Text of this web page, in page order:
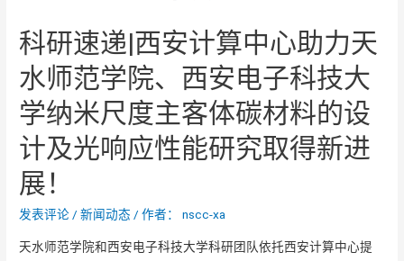
科研速递|西安计算中心助力天
水师范学院、西安电子科技大
学纳米尺度主客体碳材料的设
计及光响应性能研究取得新进
展！
发表评论/新闻动态 / 作者： nscc-xa
天水师范学院和西安电子科技大学科研团队依托西安计算中心提